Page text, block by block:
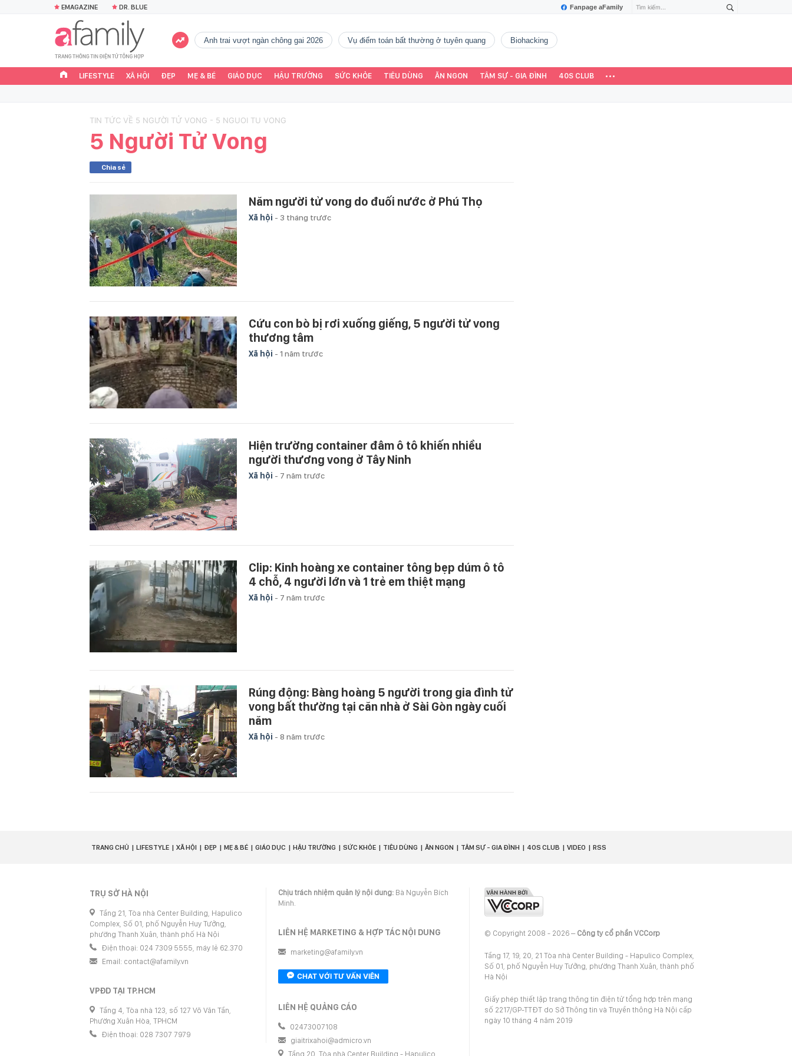
Fanpage aFamily
EMAGAZINE DR. BLUE
Anh trai vượt ngàn chông gai 2026 vụ điểm toán bất thường ở tuyên quang Biohacking
LIFESTYLE XÃ HỘI ĐẸP MẸ & BÉ GIÁO DỤC HẬU TRƯỜNG SỨC KHỎE TIÊU DÙNG ĂN NGON TÂM SỰ - GIA ĐÌNH 40S CLUB
TIN TỨC VỀ 5 NGƯỜI TỬ VONG - 5 NGUOI TU VONG
5 Người Tử Vong
Chia sẻ
Năm người tử vong do đuối nước ở Phú Thọ
Xã hội - 3 tháng trước
Cứu con bò bị rơi xuống giếng, 5 người tử vong
thương tâm
Xã hội - 1 năm trước
Hiện trường container đâm ô tô khiến nhiều
người thương vong ở Tây Ninh
Xã hội - 7 năm trước
Clip: Kinh hoàng xe container tông bẹp dúm ô tô
4 chỗ, 4 người lớn và 1 trẻ em thiệt mạng
Xã hội - 7 năm trước
Rúng động: Bàng hoàng 5 người trong gia đình tử
vong bất thường tại căn nhà ở Sài Gòn ngày cuối
năm
Xã hội - 8 năm trước
TRANG CHỦ LIFESTYLE XÃ HỘI ĐẸP MẸ & BÉ GIÁO DỤC HẬU TRƯỜNG SỨC KHỎE TIÊU DÙNG ĂN NGON TÂM SỰ - GIA ĐÌNH 40S CLUB VIDEO RSS
TRỤ SỞ HÀ NỘI
Tầng 21, Tòa nhà Center Building, Hapulico
Complex, Số 01, phố Nguyễn Huy Tưởng,
phường Thanh Xuân, thành phố Hà Nội
Điện thoại: 024 7309 5555, máy lẻ 62.370
Email: contact@afamily.vn
VPĐD TẠI TP.HCM
Tầng 4, Tòa nhà 123, số 127 Võ Văn Tần,
Phường Xuân Hòa, TPHCM
Điện thoại: 028 7307 7979
Chịu trách nhiệm quản lý nội dung: Bà Nguyễn Bích
Minh.
LIÊN HỆ MARKETING & HỢP TÁC NỘI DUNG
marketing@afamily.vn
CHAT VỚI TƯ VẤN VIÊN
LIÊN HỆ QUẢNG CÁO
02473007108
giaitrixahoi@admicro.vn
Tầng 20, Tòa nhà Center Building - Hapulico
© Copyright 2008 - 2026 – Công ty cổ phần VCCorp
Tầng 17, 19, 20, 21 Tòa nhà Center Building - Hapulico Complex,
Số 01, phố Nguyễn Huy Tưởng, phường Thanh Xuân, thành phố
Hà Nội
Giấy phép thiết lập trang thông tin điện tử tổng hợp trên mạng
số 2217/GP-TTĐT do Sở Thông tin và Truyền thông Hà Nội cấp
ngày 10 tháng 4 năm 2019